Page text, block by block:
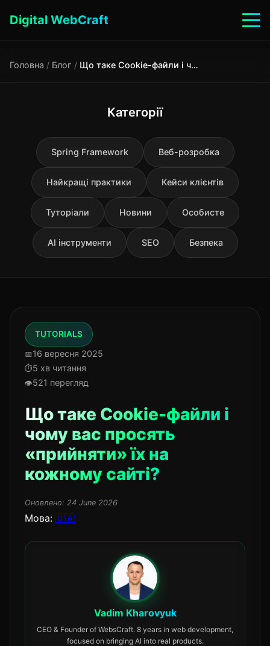
Digital WebCraft
Головна / Блог / Що таке Cookie-файли і чому вас просять «прийняти» їх на кожному сайті?
Категорії
Spring Framework Веб-розробка
Найкращі практики Кейси клієнтів
Туторіали Новини Особисте
AI інструменти SEO Безпека
TUTORIALS
16 вересня 2025
5 хв читання
521 перегляд
Що таке Cookie-файли і
чому вас просять
«прийняти» їх на
кожному сайті?
Оновлено: 24 June 2026
Мова: 🇺🇦
Vadim Kharovyuk
CEO & Founder of WebsCraft. 8 years in web development,
focused on bringing AI into real products.